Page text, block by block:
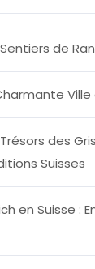
de
Ville
des
Suisses
en Suisse :